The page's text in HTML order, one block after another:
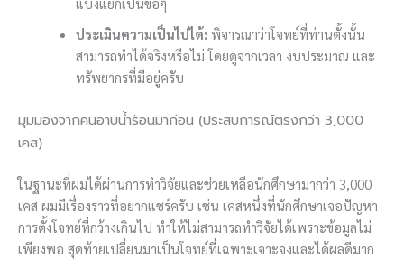
ประเมินความเป็นไปได้: พิจารณาว่าโจทย์ที่ท่านตั้งนั้น
สามารถทำได้จริงหรือไม่ โดยดูจากเวลา งบประมาณ และ
ทรัพยากรที่มีอยู่ครับ
มุมมองจากคนอาบน้ำร้อนมาก่อน (ประสบการณ์ตรงกว่า 3,000
เคส)
ในฐานะที่ผมได้ผ่านการทำวิจัยและช่วยเหลือนักศึกษามากว่า 3,000
เคส ผมมีเรื่องราวที่อยากแชร์ครับ เช่น เคสหนึ่งที่นักศึกษาเจอปัญหา
การตั้งโจทย์ที่กว้างเกินไป ทำให้ไม่สามารถทำวิจัยได้เพราะข้อมูลไม่
เพียงพอ สุดท้ายเปลี่ยนมาเป็นโจทย์ที่เฉพาะเจาะจงและได้ผลดีมาก